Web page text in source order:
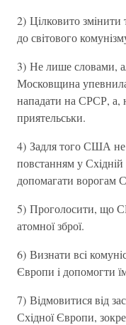
2) Цiлковито
до свiтового
3) Не лише словами,
Московщина
нападати на СРСР, а,
приятельськи.
4) Задля того США
повстанням у
допомагати ворогам
5) Проголосити, що
атомної зброї.
6) Визнати всi
Європи i допомогти
7) Вiдмовитися вiд
Схiдної Європи,